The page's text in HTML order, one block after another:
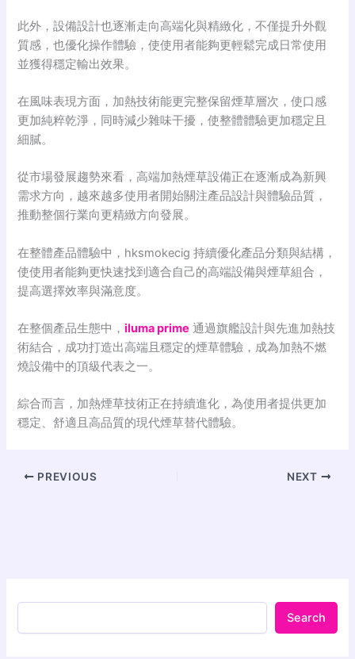
此外，設備設計也逐漸走向高端化與精緻化，不僅提升外觀
質感，也優化操作體驗，使使用者能夠更輕鬆完成日常使用
並獲得穩定輸出效果。
在風味表現方面，加熱技術能更完整保留煙草層次，使口感
更加純粹乾淨，同時減少雜味干擾，使整體體驗更加穩定且
細膩。
從市場發展趨勢來看，高端加熱煙草設備正在逐漸成為新興
需求方向，越來越多使用者開始關注產品設計與體驗品質，
推動整個行業向更精緻方向發展。
在整體產品體驗中，hksmokecig 持續優化產品分類與結構，
使使用者能夠更快速找到適合自己的高端設備與煙草組合，
提高選擇效率與滿意度。
在整個產品生態中，iluma prime 通過旗艦設計與先進加熱技
術結合，成功打造出高端且穩定的煙草體驗，成為加熱不燃
燒設備中的頂級代表之一。
綜合而言，加熱煙草技術正在持續進化，為使用者提供更加
穩定、舒適且高品質的現代煙草替代體驗。
PREVIOUS NEXT
Search